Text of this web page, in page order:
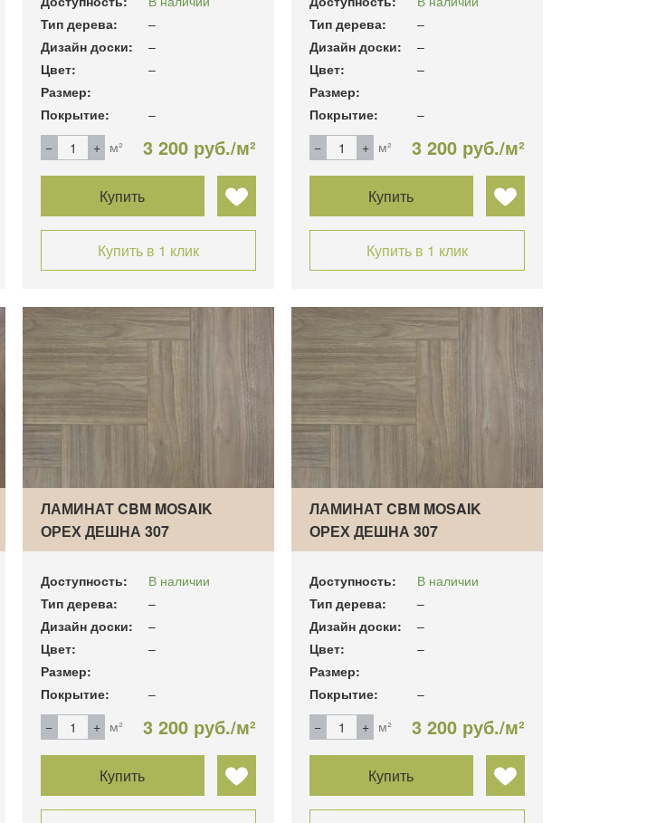
Тип дерева:
–
Дизайн доски:
–
Цвет:
–
Размер:
Покрытие:
–
м²
3 200 руб./м²
Купить
Купить в 1 клик
Тип дерева:
–
Дизайн доски:
–
Цвет:
–
Размер:
Покрытие:
–
м²
3 200 руб./м²
Купить
Купить в 1 клик
ЛАМИНАТ CBM MOSAIK
ОРЕХ ДЕШНА 307
ВЕНГЕРСК…
Доступность:
В наличии
Тип дерева:
–
Дизайн доски:
–
Цвет:
–
Размер:
Покрытие:
–
м²
3 200 руб./м²
Купить
ЛАМИНАТ CBM MOSAIK
ОРЕХ ДЕШНА 307
ВЕНГЕРСК…
Доступность:
В наличии
Тип дерева:
–
Дизайн доски:
–
Цвет:
–
Размер:
Покрытие:
–
м²
3 200 руб./м²
Купить